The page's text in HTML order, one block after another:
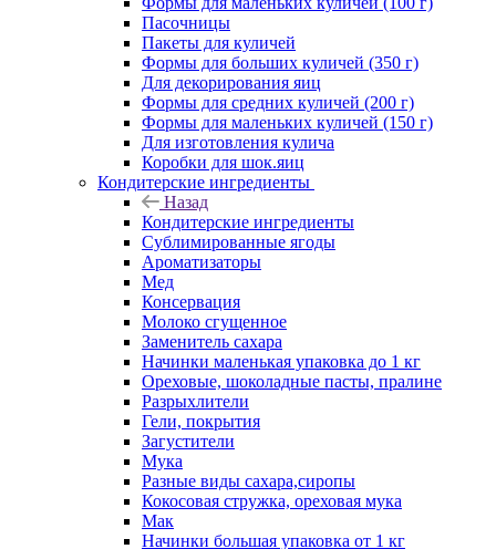
Пасочницы
Пакеты для куличей
Формы для больших куличей (350 г)
Для декорирования яиц
Формы для средних куличей (200 г)
Формы для маленьких куличей (150 г)
Для изготовления кулича
Коробки для шок.яиц
Кондитерские ингредиенты
Назад
Кондитерские ингредиенты
Сублимированные ягоды
Ароматизаторы
Мед
Консервация
Молоко сгущенное
Заменитель сахара
Начинки маленькая упаковка до 1 кг
Ореховые, шоколадные пасты, пралине
Разрыхлители
Гели, покрытия
Загустители
Мука
Разные виды сахара,сиропы
Кокосовая стружка, ореховая мука
Мак
Начинки большая упаковка от 1 кг